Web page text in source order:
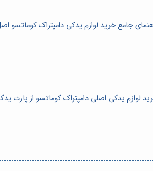
جامع خرید لوازم یدکی دامپتراک
لوازم یدکی اصلی دامپتراک کوماتسو از پارت